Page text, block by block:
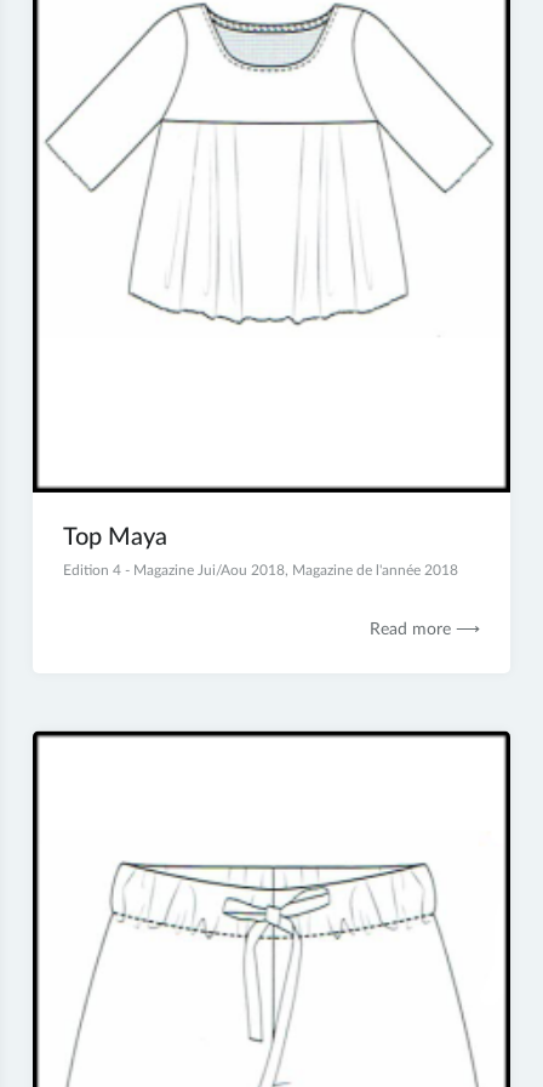
Top Maya
27
Edition 4 - Magazine Jui/Aou 2018, Magazine de l'année 2018
Read more ⟶